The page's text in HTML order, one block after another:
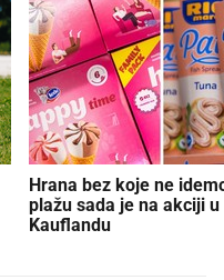
Hrana bez koje ne
plažu sada je na akciji u
Kauflandu